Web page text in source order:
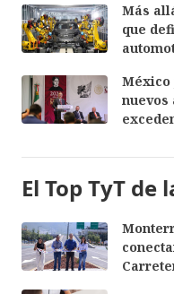
Más
que
México
nuevos
El Top TyT de